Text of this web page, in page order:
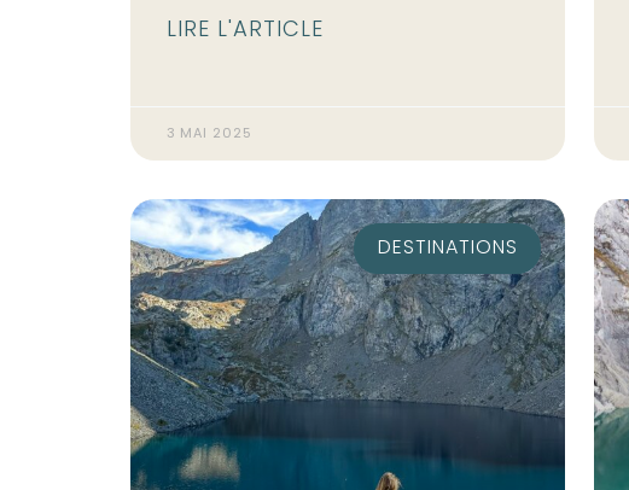
LIRE L'ARTICLE
3 MAI 2025
DESTINATIONS